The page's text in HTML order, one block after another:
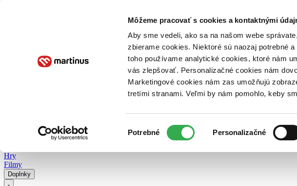
Môžeme pracovať s cookies a kontaktnými
Aby sme vedeli, ako sa na našom webe
zbierame cookies. Niektoré sú naozaj potrebné
toho používame analytické cookies, ktoré nám
vás zlepšovať. Personalizačné cookies nám
Marketingové cookies nám zas umožňujú
tretími stranami. Veľmi by nám pomohlo, keby
súhlasu
Potrebné Personalizačné
Poukážky Kontakt
Hry
Filmy
Doplnky